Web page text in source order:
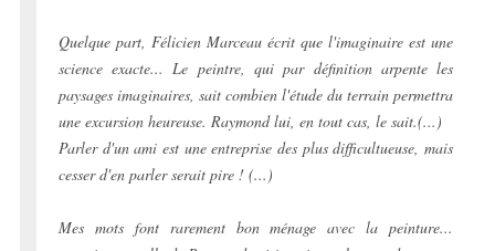
Quelque part, Félicien Marceau écrit que l'imaginaire est une
science exacte... Le peintre, qui par définition arpente les
paysages imaginaires, sait combien l'étude du terrain permettra
une excursion heureuse. Raymond lui, en tout cas, le sait.(...)
Parler d'un ami est une entreprise des plus difficultueuse, mais
cesser d'en parler serait pire ! (...)
Mes mots font rarement bon ménage avec la peinture...